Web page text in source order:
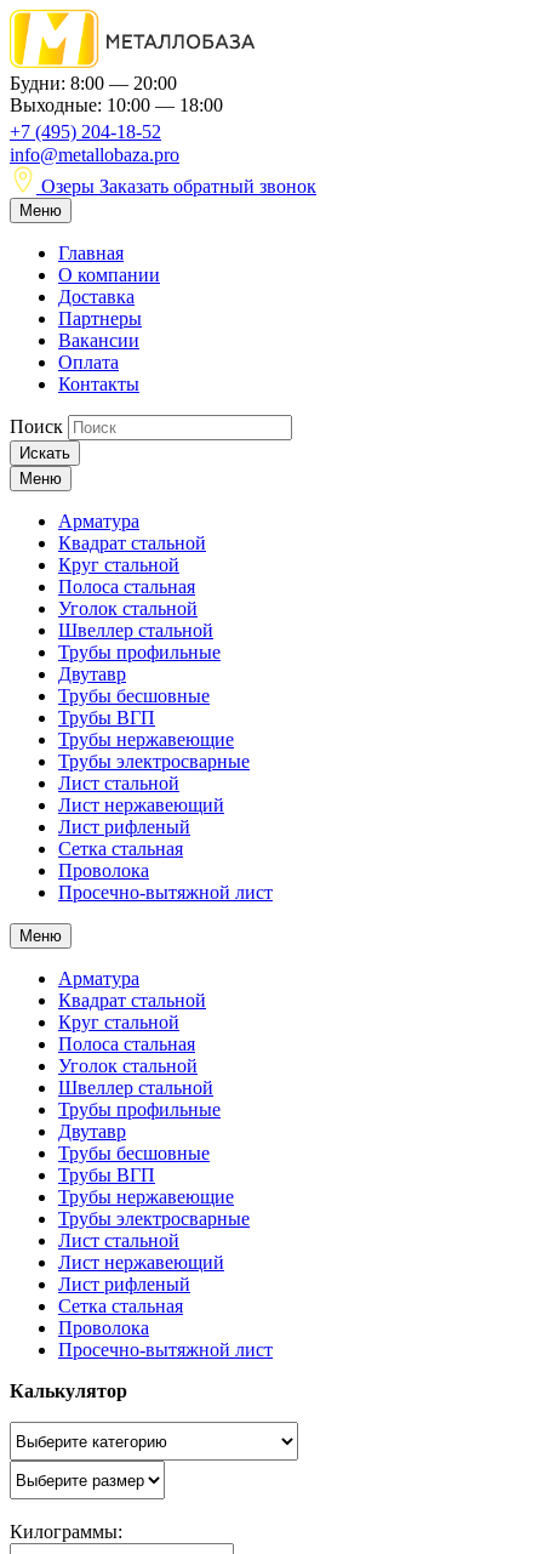
Будни: 8:00 — 20:00
Выходные: 10:00 — 18:00
+7 (495) 204-18-52
info@metallobaza.pro
Озеры Заказать обратный звонок
Меню
Главная
О компании
Доставка
Партнеры
Вакансии
Оплата
Контакты
Поиск
Искать
Меню
Арматура
Квадрат стальной
Круг стальной
Полоса стальная
Уголок стальной
Швеллер стальной
Трубы профильные
Двутавр
Трубы бесшовные
Трубы ВГП
Трубы нержавеющие
Трубы электросварные
Лист стальной
Лист нержавеющий
Лист рифленый
Сетка стальная
Проволока
Просечно-вытяжной лист
Меню
Арматура
Квадрат стальной
Круг стальной
Полоса стальная
Уголок стальной
Швеллер стальной
Трубы профильные
Двутавр
Трубы бесшовные
Трубы ВГП
Трубы нержавеющие
Трубы электросварные
Лист стальной
Лист нержавеющий
Лист рифленый
Сетка стальная
Проволока
Просечно-вытяжной лист
Калькулятор
Килограммы: